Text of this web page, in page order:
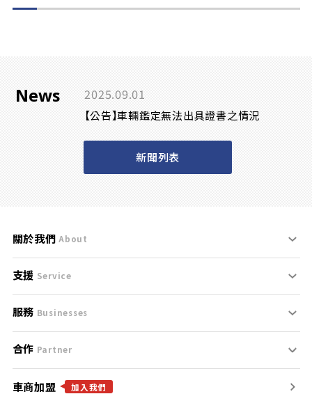
News 2025.09.01
【公告】車輛鑑定無法出具證書之情況
新聞列表
關於我們 About
刊登規範
服務條款
免責聲明
隱私權政策
支援 Service
支援中心
聯絡我們
服務 Businesses
什麼是Goo鑑定？
找好車
合作 Partner
合作夥伴
車商加盟 加入我們